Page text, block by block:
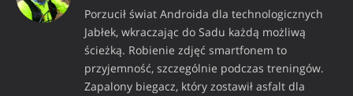
Porzucił świat Androida dla technologicznych
Jabłek, wkraczając do Sadu każdą możliwą
ścieżką. Robienie zdjęć smartfonem to
przyjemność, szczególnie podczas treningów.
Zapalony biegacz, który zostawił asfalt dla